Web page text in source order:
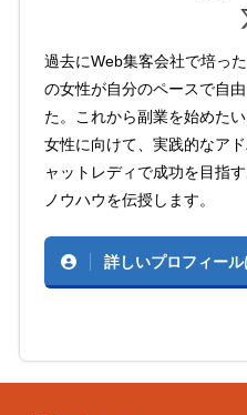
過去にWeb集客会社で培っ
の女性が自分のペースで自
た。これから副業を始めた
女性に向けて、実践的なア
ャットレディで成功を目指
ノウハウを伝授します。
詳しいプロフィール